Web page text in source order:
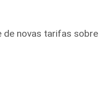
novas tarifas